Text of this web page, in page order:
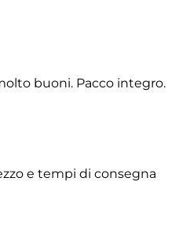
buoni. Pacco integro.
e tempi di consegna